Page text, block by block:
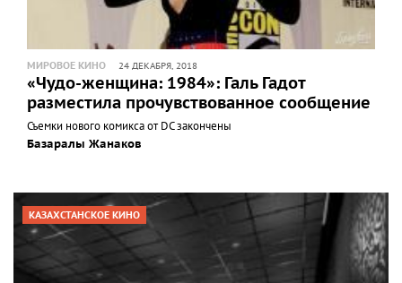
МИРОВОЕ КИНО 24 ДЕКАБРЯ, 2018
«Чудо-женщина: 1984»: Галь Гадот
разместила прочувствованное сообщение
Съемки нового комикса от DC закончены
Базаралы Жанаков
КАЗАХСТАНСКОЕ КИНО